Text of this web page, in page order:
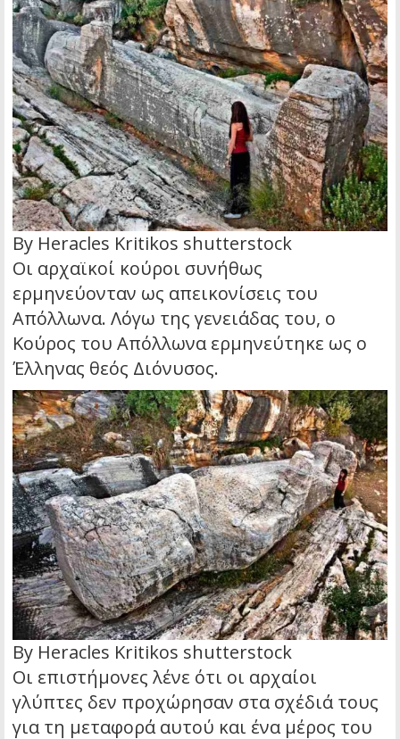
By Heracles Kritikos shutterstock
Οι αρχαϊκοί κούροι συνήθως
ερμηνεύονταν ως απεικονίσεις του
Απόλλωνα. Λόγω της γενειάδας του, ο
Κούρος του Απόλλωνα ερμηνεύτηκε ως ο
Έλληνας θεός Διόνυσος.
By Heracles Kritikos shutterstock
Οι επιστήμονες λένε ότι οι αρχαίοι
γλύπτες δεν προχώρησαν στα σχέδιά τους
για τη μεταφορά αυτού και ένα μέρος του